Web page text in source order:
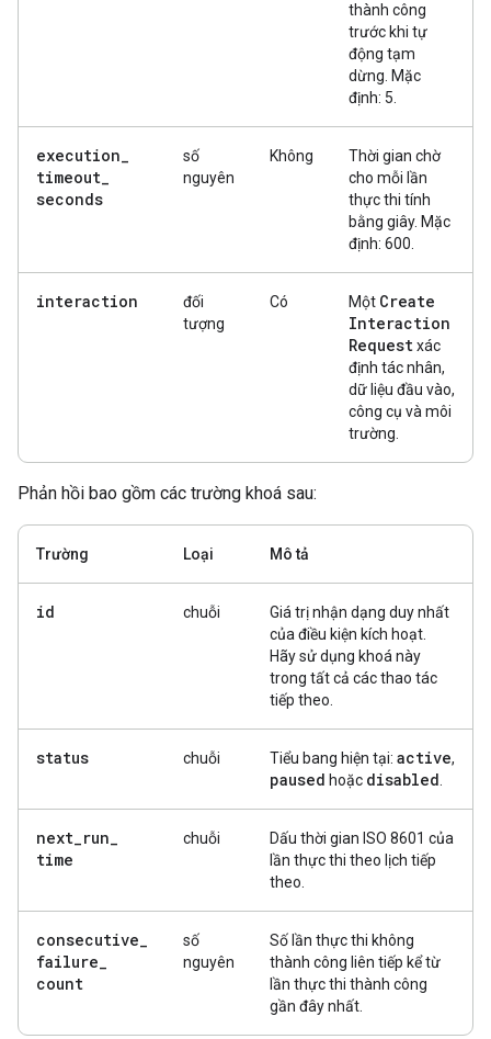
thành công
trước khi tự
động tạm
dừng. Mặc
định: 5.
execution_
timeout_
seconds
số
nguyên
Không
Thời gian chờ
cho mỗi lần
thực thi tính
bằng giây. Mặc
định: 600.
interaction
đối
tượng
Có Một Create
Interaction
Requestxác
định tác nhân,
dữ liệu đầu vào,
công cụ và môi
trường.
Phản hồi bao gồm các trường khoá sau:
Trường Loại Mô tả
id chuỗi
Giá trị nhận dạng duy nhất
của điều kiện kích hoạt.
Hãy sử dụng khoá này
trong tất cả các thao tác
tiếp theo.
status chuỗi Tiểu bang hiện tại: active,
paused hoặc disabled
next_run_
time
chuỗi
Dấu thời gian ISO 8601 của
lần thực thi theo lịch tiếp
theo.
consecutive_
failure_
count
số
nguyên
Số lần thực thi không
thành công liên tiếp kể từ
lần thực thi thành công
gần đây nhất.